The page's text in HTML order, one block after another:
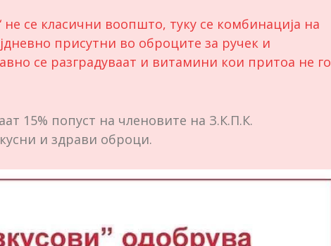
се класични воопшто, туку се комбинација на
присутни во оброците за ручек и
се разградуваат и витамини кои притоа не го
15% попуст на членовите на З.К.П.К.
и здрави оброци.